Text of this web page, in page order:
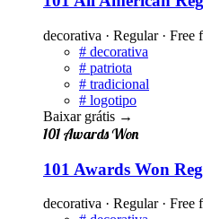
decorativa · Regular · Free
# decorativa
# patriota
# tradicional
# logotipo
Baixar grátis →
101 Awards Won
101 Awards Won
decorativa · Regular · Free